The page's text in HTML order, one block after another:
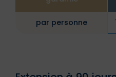
par personne